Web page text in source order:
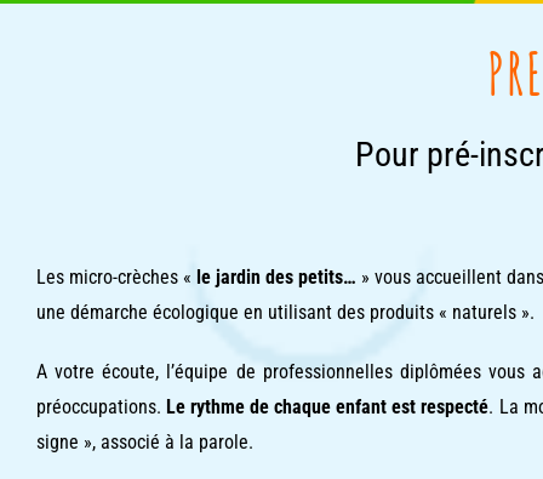
Pour pré-
Les micro-crèches « le jardin des petits… » vous accueillent
une démarche écologique en utilisant des produits « naturels ».
A votre écoute, l’équipe de professionnelles diplômées
préoccupations. Le rythme de chaque enfant est respecté. La
signe », associé à la parole.